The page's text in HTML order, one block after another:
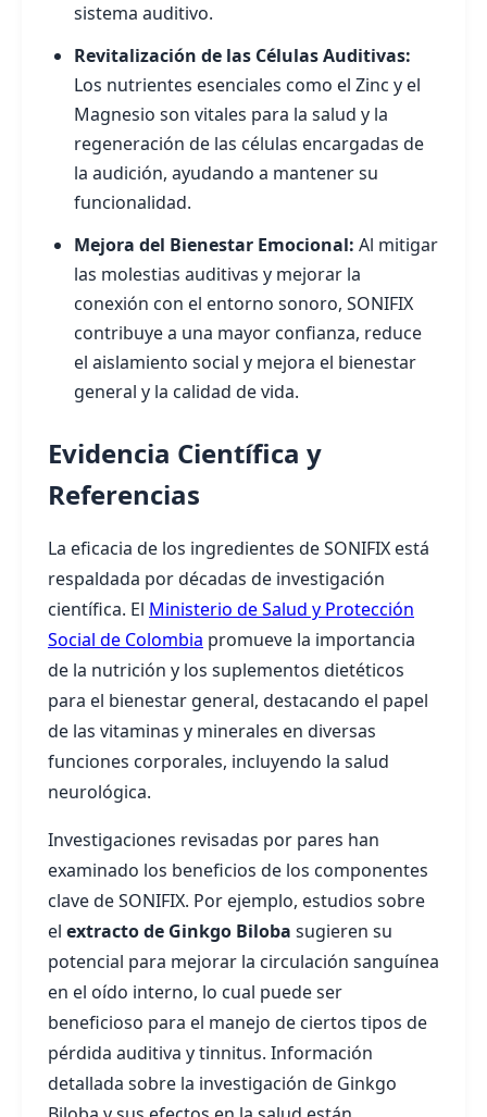
sistema auditivo.
Revitalización de las Células Auditivas:
Los nutrientes esenciales como el Zinc y el
Magnesio son vitales para la salud y la
regeneración de las células encargadas de
la audición, ayudando a mantener su
funcionalidad.
Mejora del Bienestar Emocional: Al mitigar
las molestias auditivas y mejorar la
conexión con el entorno sonoro, SONIFIX
contribuye a una mayor confianza, reduce
el aislamiento social y mejora el bienestar
general y la calidad de vida.
Evidencia Científica y
Referencias
La eficacia de los ingredientes de SONIFIX está
respaldada por décadas de investigación
científica. El Ministerio de Salud y Protección
Social de Colombia promueve la importancia
de la nutrición y los suplementos dietéticos
para el bienestar general, destacando el papel
de las vitaminas y minerales en diversas
funciones corporales, incluyendo la salud
neurológica.
Investigaciones revisadas por pares han
examinado los beneficios de los componentes
clave de SONIFIX. Por ejemplo, estudios sobre
el extracto de Ginkgo Biloba sugieren su
potencial para mejorar la circulación sanguínea
en el oído interno, lo cual puede ser
beneficioso para el manejo de ciertos tipos de
pérdida auditiva y tinnitus. Información
detallada sobre la investigación de Ginkgo